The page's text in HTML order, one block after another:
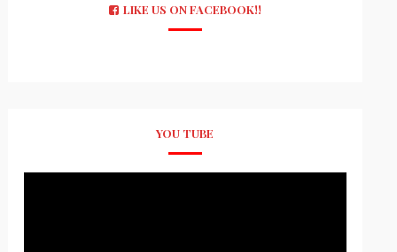
LIKE US ON FACEBOOK!!
YOU TUBE